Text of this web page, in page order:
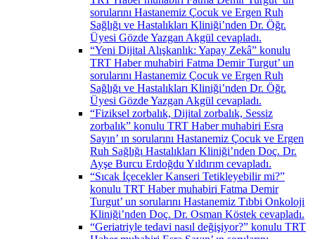
sorularını Hastanemiz Çocuk ve Ergen Ruh
Sağlığı ve Hastalıkları Kliniği’nden Dr. Öğr.
Üyesi Gözde Yazgan Akgül cevapladı.
“Yeni Dijital Alışkanlık: Yapay Zekâ” konulu
TRT Haber muhabiri Fatma Demir Turgut’ un
sorularını Hastanemiz Çocuk ve Ergen Ruh
Sağlığı ve Hastalıkları Kliniği’nden Dr. Öğr.
Üyesi Gözde Yazgan Akgül cevapladı.
“Fiziksel zorbalık, Dijital zorbalık, Sessiz
zorbalık” konulu TRT Haber muhabiri Esra
Sayın’ ın sorularını Hastanemiz Çocuk ve Ergen
Ruh Sağlığı Hastalıkları Kliniği’nden Doç. Dr.
Ayşe Burcu Erdoğdu Yıldırım cevapladı.
“Sıcak İçecekler Kanseri Tetikleyebilir mi?”
konulu TRT Haber muhabiri Fatma Demir
Turgut’ un sorularını Hastanemiz Tıbbi Onkoloji
Kliniği’nden Doç. Dr. Osman Köstek cevapladı.
“Geriatriyle tedavi nasıl değişiyor?” konulu TRT